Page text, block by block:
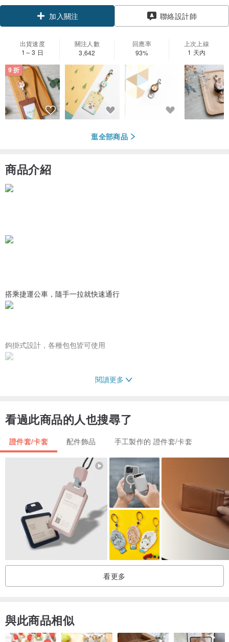
加入關注 聯絡設計師
出貨速度
1～3 日
關注人數
3,642
回應率
93%
上次上線
1 天內
9 折
逛全部商品
商品介紹
搭乘捷運公車，隨手一拉就快速通行
鉤掛式設計，各種包包皆可使用
如有特別想要的票卡夾顏色,請於下單時備註給小編 唷
直式尺寸：
真皮革鉤掛式，悠遊識別雙層卡套：總長度約26 cm(伸縮拉環+悠遊
識別卡套)
伸縮拉線總長度約60c；識別證套：7.5cmX10.5cm
伸縮拉線總長度約60c；識別證套：8cmX10.5cm
閱讀更多
看過此商品的人也搜尋了
證件套/卡套 配件飾品 手工製作的 證件套/卡套
看更多
與此商品相似